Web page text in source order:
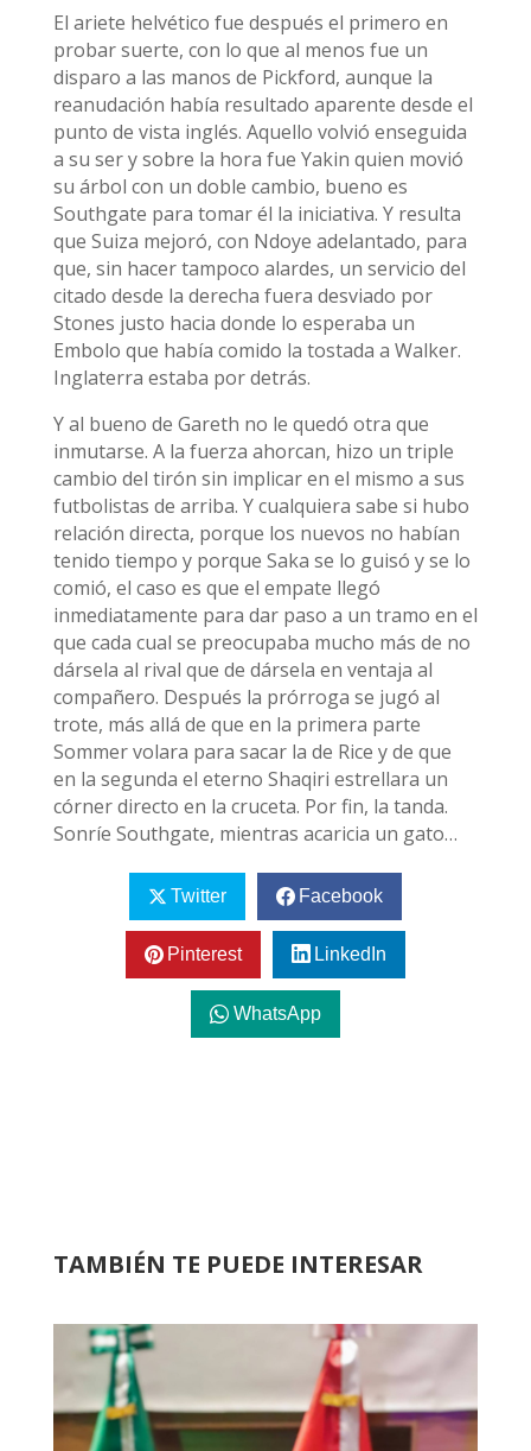
El ariete helvético fue después el primero en
probar suerte, con lo que al menos fue un
disparo a las manos de Pickford, aunque la
reanudación había resultado aparente desde el
punto de vista inglés. Aquello volvió enseguida
a su ser y sobre la hora fue Yakin quien movió
su árbol con un doble cambio, bueno es
Southgate para tomar él la iniciativa. Y resulta
que Suiza mejoró, con Ndoye adelantado, para
que, sin hacer tampoco alardes, un servicio del
citado desde la derecha fuera desviado por
Stones justo hacia donde lo esperaba un
Embolo que había comido la tostada a Walker.
Inglaterra estaba por detrás.
Y al bueno de Gareth no le quedó otra que
inmutarse. A la fuerza ahorcan, hizo un triple
cambio del tirón sin implicar en el mismo a sus
futbolistas de arriba. Y cualquiera sabe si hubo
relación directa, porque los nuevos no habían
tenido tiempo y porque Saka se lo guisó y se lo
comió, el caso es que el empate llegó
inmediatamente para dar paso a un tramo en el
que cada cual se preocupaba mucho más de no
dársela al rival que de dársela en ventaja al
compañero. Después la prórroga se jugó al
trote, más allá de que en la primera parte
Sommer volara para sacar la de Rice y de que
en la segunda el eterno Shaqiri estrellara un
córner directo en la cruceta. Por fin, la tanda.
Sonríe Southgate, mientras acaricia un gato…
Twitter Facebook
Pinterest LinkedIn
WhatsApp
TAMBIÉN TE PUEDE INTERESAR